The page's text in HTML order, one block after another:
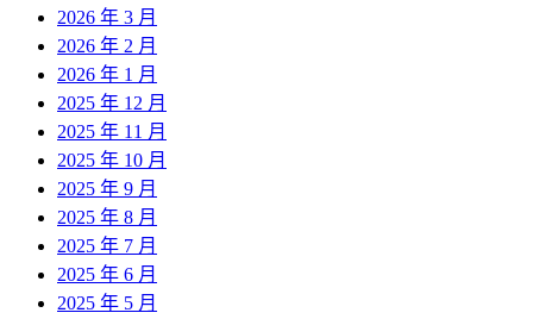
2026 年 3 月
2026 年 2 月
2026 年 1 月
2025 年 12 月
2025 年 11 月
2025 年 10 月
2025 年 9 月
2025 年 8 月
2025 年 7 月
2025 年 6 月
2025 年 5 月